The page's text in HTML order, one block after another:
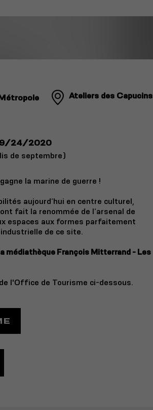
Ateliers des Capucins
24/2020
de septembre)
la marine de guerre !
aujourd’hui en centre culturel,
fait la renommée de l’arsenal de
espaces aux formes parfaitement
de ce site.
médiathèque François Mitterrand - Les
l'Office de Tourisme ci-dessous.